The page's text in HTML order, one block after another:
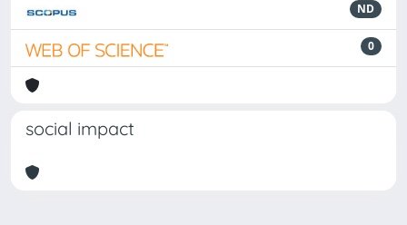
ND
0
social impact